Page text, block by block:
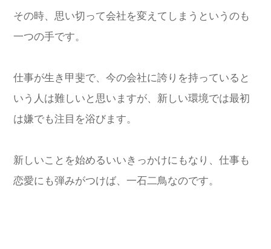
その時、思い切って会社を変えてしまうというのも
一つの手です。
仕事が生き甲斐で、今の会社に誇りを持っていると
いう人は難しいと思いますが、新しい環境では最初
は嫌でも注目を浴びます。
新しいことを始めるいいきっかけにもなり、仕事も
恋愛にも弾みがつけば、一石二鳥なのです。